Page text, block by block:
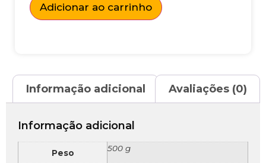
Adicionar ao carrinho
Informação adicional Avaliações (0)
Informação adicional
Peso 500 g